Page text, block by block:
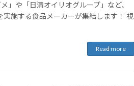
」や「日清オイリオグループ」など、
実施する食品メーカーが集結します！ 視
Read more